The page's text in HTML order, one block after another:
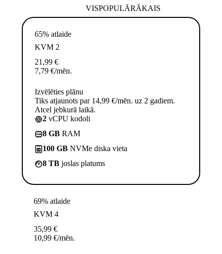
VISPOPULĀRĀKAIS
65% atlaide
KVM 2
21,99 €
7,79 €/mēn.
Izvēlēties plānu
Tiks atjaunots par 14,99 €/mēn. uz 2 gadiem.
Atcel jebkurā laikā.
2 vCPU kodoli
8 GB RAM
100 GB NVMe diska vieta
8 TB joslas platums
69% atlaide
KVM 4
35,99 €
10,99 €/mēn.